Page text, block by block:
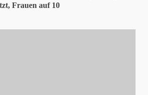
Frauen auf 10